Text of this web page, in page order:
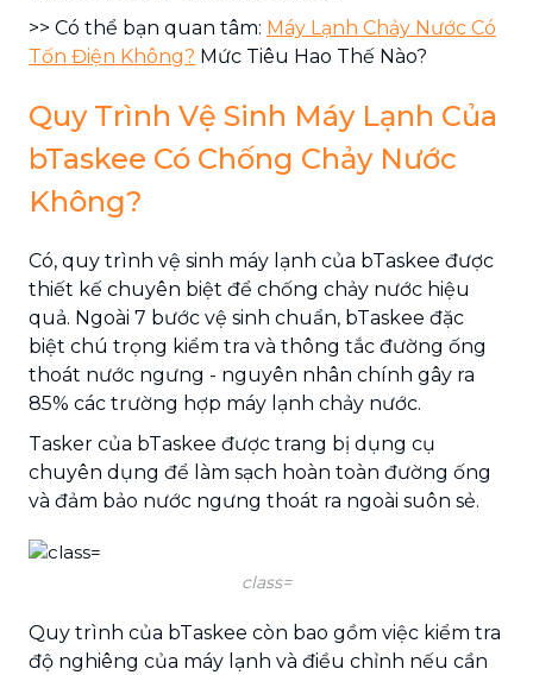
>> Có thể bạn quan tâm: Máy Lạnh Chảy Nước Có
Tốn Điện Không? Mức Tiêu Hao Thế Nào?
Quy Trình Vệ Sinh Máy Lạnh Của
bTaskee Có Chống Chảy Nước
Không?
Có, quy trình vệ sinh máy lạnh của bTaskee được
thiết kế chuyên biệt để chống chảy nước hiệu
quả. Ngoài 7 bước vệ sinh chuẩn, bTaskee đặc
biệt chú trọng kiểm tra và thông tắc đường ống
thoát nước ngưng - nguyên nhân chính gây ra
85% các trường hợp máy lạnh chảy nước.
Tasker của bTaskee được trang bị dụng cụ
chuyên dụng để làm sạch hoàn toàn đường ống
và đảm bảo nước ngưng thoát ra ngoài suôn sẻ.
class=
Quy trình của bTaskee còn bao gồm việc kiểm tra
độ nghiêng của máy lạnh và điều chỉnh nếu cần